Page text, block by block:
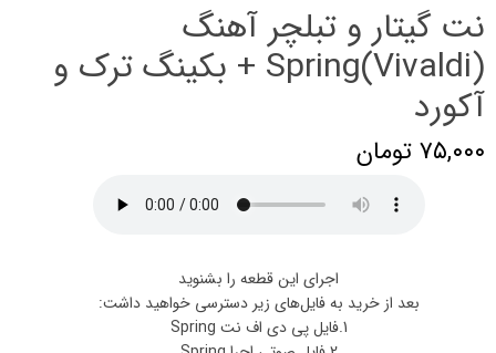
نت گیتار و تبلچر آهنگ
Spring(Vivaldi) + بکینگ ترک و
آکورد
۷۵,۰۰۰ تومان
اجرای این قطعه را بشنوید
بعد از خرید به فایل‌های زیر دسترسی خواهید داشت:
1.فایل پی دی اف نت Spring